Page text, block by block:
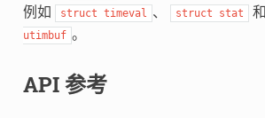
例如
struct timeval 、 struct stat 和
utimbuf 。
API 参考